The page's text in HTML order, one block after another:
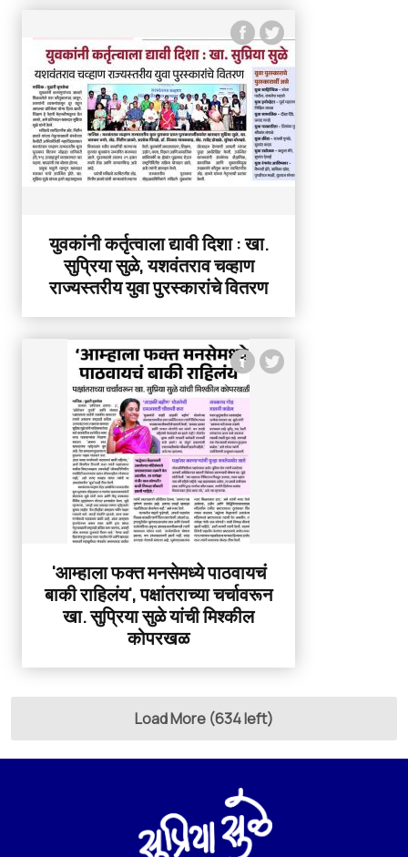
युवकांनी कर्तृत्वाला द्यावी दिशा : खा.
सुप्रिया सुळे, यशवंतराव चव्हाण
राज्यस्तरीय युवा पुरस्कारांचे वितरण
'आम्हाला फक्त मनसेमध्ये पाठवायचं
बाकी राहिलंय', पक्षांतराच्या चर्चावरून
खा. सुप्रिया सुळे यांची मिश्कील
कोपरखळ
Load More (634 left)